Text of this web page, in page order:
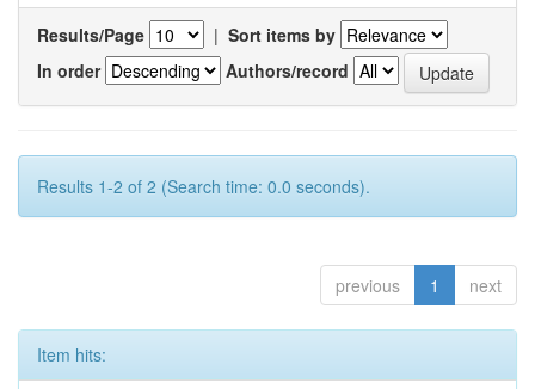
Results/Page | Sort items by
In order
Authors/record
Results 1-2 of 2 (Search time: 0.0 seconds).
previous 1 next
Item hits: